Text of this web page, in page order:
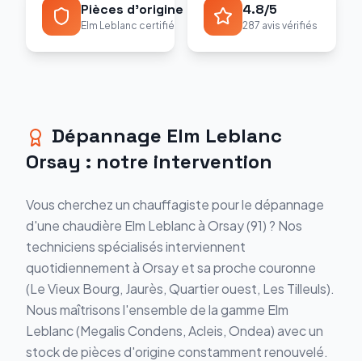
Pièces d'origine
Elm Leblanc certifié
4.8/5
287 avis vérifiés
Dépannage Elm Leblanc
Orsay : notre intervention
Vous cherchez un chauffagiste pour ledépannage
d'une chaudière Elm LeblancàOrsay(91) ? Nos
techniciens spécialisés interviennent
quotidiennement àOrsayet sa proche couronne
(Le Vieux Bourg, Jaurès, Quartier ouest, Les Tilleuls).
Nous maîtrisons l'ensemble de la gamme Elm
Leblanc(Megalis Condens, Acleis, Ondea) avec un
stock de pièces d'origine constamment renouvelé.